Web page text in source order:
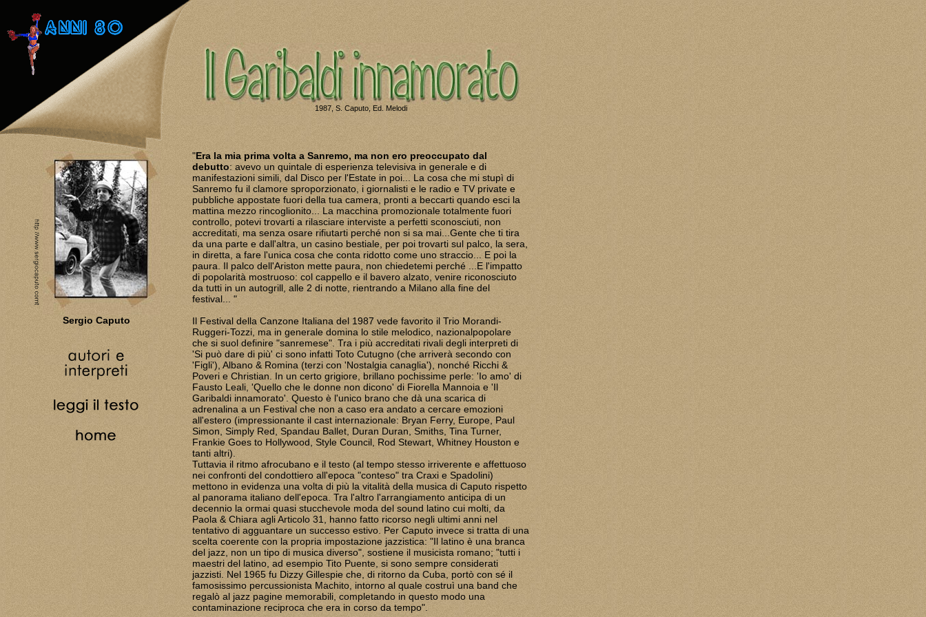
1987, S. Caputo, Ed. Melodi
Sergio Caputo
"Era la mia prima volta a Sanremo, ma non ero preoccupato dal
debutto: avevo un quintale di esperienza televisiva in generale e di
manifestazioni simili, dal Disco per l'Estate in poi... La cosa che mi stupì di
Sanremo fu il clamore sproporzionato, i giornalisti e le radio e TV private e
pubbliche appostate fuori della tua camera, pronti a beccarti quando esci la
mattina mezzo rincoglionito... La macchina promozionale totalmente fuori
controllo, potevi trovarti a rilasciare interviste a perfetti sconosciuti, non
accreditati, ma senza osare rifiutarti perché non si sa mai...Gente che ti tira
da una parte e dall'altra, un casino bestiale, per poi trovarti sul palco, la sera,
in diretta, a fare l'unica cosa che conta ridotto come uno straccio... E poi la
paura. Il palco dell'Ariston mette paura, non chiedetemi perché ...E l'impatto
di popolarità mostruoso: col cappello e il bavero alzato, venire riconosciuto
da tutti in un autogrill, alle 2 di notte, rientrando a Milano alla fine del
festival... "
Il Festival della Canzone Italiana del 1987 vede favorito il Trio Morandi-
Ruggeri-Tozzi, ma in generale domina lo stile melodico, nazionalpopolare
che si suol definire "sanremese". Tra i più accreditati rivali degli interpreti di
'Si può dare di più' ci sono infatti Toto Cutugno (che arriverà secondo con
'Figli'), Albano & Romina (terzi con 'Nostalgia canaglia'), nonché Ricchi &
Poveri e Christian. In un certo grigiore, brillano pochissime perle: 'Io amo' di
Fausto Leali, 'Quello che le donne non dicono' di Fiorella Mannoia e 'Il
Garibaldi innamorato'. Questo è l'unico brano che dà una scarica di
adrenalina a un Festival che non a caso era andato a cercare emozioni
all'estero (impressionante il cast internazionale: Bryan Ferry, Europe, Paul
Simon, Simply Red, Spandau Ballet, Duran Duran, Smiths, Tina Turner,
Frankie Goes to Hollywood, Style Council, Rod Stewart, Whitney Houston e
tanti altri).
Tuttavia il ritmo afrocubano e il testo (al tempo stesso irriverente e affettuoso
nei confronti del condottiero all'epoca "conteso" tra Craxi e Spadolini)
mettono in evidenza una volta di più la vitalità della musica di Caputo rispetto
al panorama italiano dell'epoca. Tra l'altro l'arrangiamento anticipa di un
decennio la ormai quasi stucchevole moda del sound latino cui molti, da
Paola & Chiara agli Articolo 31, hanno fatto ricorso negli ultimi anni nel
tentativo di agguantare un successo estivo. Per Caputo invece si tratta di una
scelta coerente con la propria impostazione jazzistica: "Il latino è una branca
del jazz, non un tipo di musica diverso", sostiene il musicista romano; "tutti i
maestri del latino, ad esempio Tito Puente, si sono sempre considerati
jazzisti. Nel 1965 fu Dizzy Gillespie che, di ritorno da Cuba, portò con sé il
famosissimo percussionista Machito, intorno al quale costruì una band che
regalò al jazz pagine memorabili, completando in questo modo una
contaminazione reciproca che era in corso da tempo".